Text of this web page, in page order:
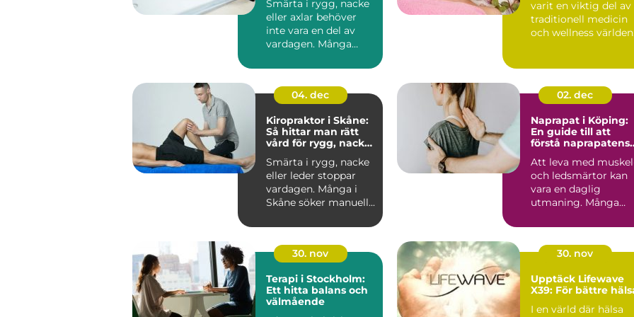
Smärta i rygg, nacke
eller axlar behöver
inte vara en del av
vardagen. Många
och...
varit en viktig del av
traditionell medicin
och wellness världen
04. dec
Kiropraktor i Skåne:
Så hittar man rätt
vård för rygg, nacke
Smärta i rygg, nacke
eller leder stoppar
vardagen. Många i
Skåne söker manuell...
02. dec
Naprapat i Köping:
En guide till att
förstå naprapatens
Att leva med
och ledsmärtor kan
vara en daglig
utmaning. Många
30. nov
Terapi i Stockholm:
Ett hitta balans och
välmående
30. nov
Upptäck Lifewave
X39: För bättre
I en värld där hälsa